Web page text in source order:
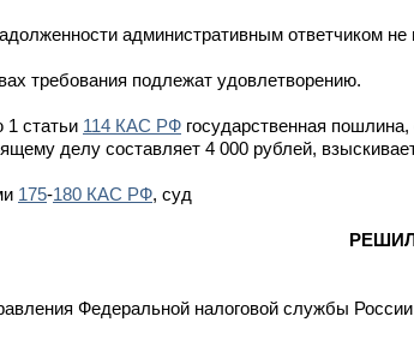
административным ответчиком не
требования подлежат удовлетворению.
1 статьи 114 КАС РФ государственная
делу составляет 4 000 рублей,
175-180 КАС РФ, суд
Федеральной налоговой службы